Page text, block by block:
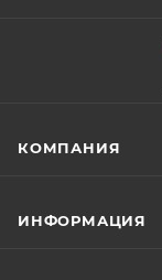
КОМПАНИЯ
ИНФОРМАЦИЯ